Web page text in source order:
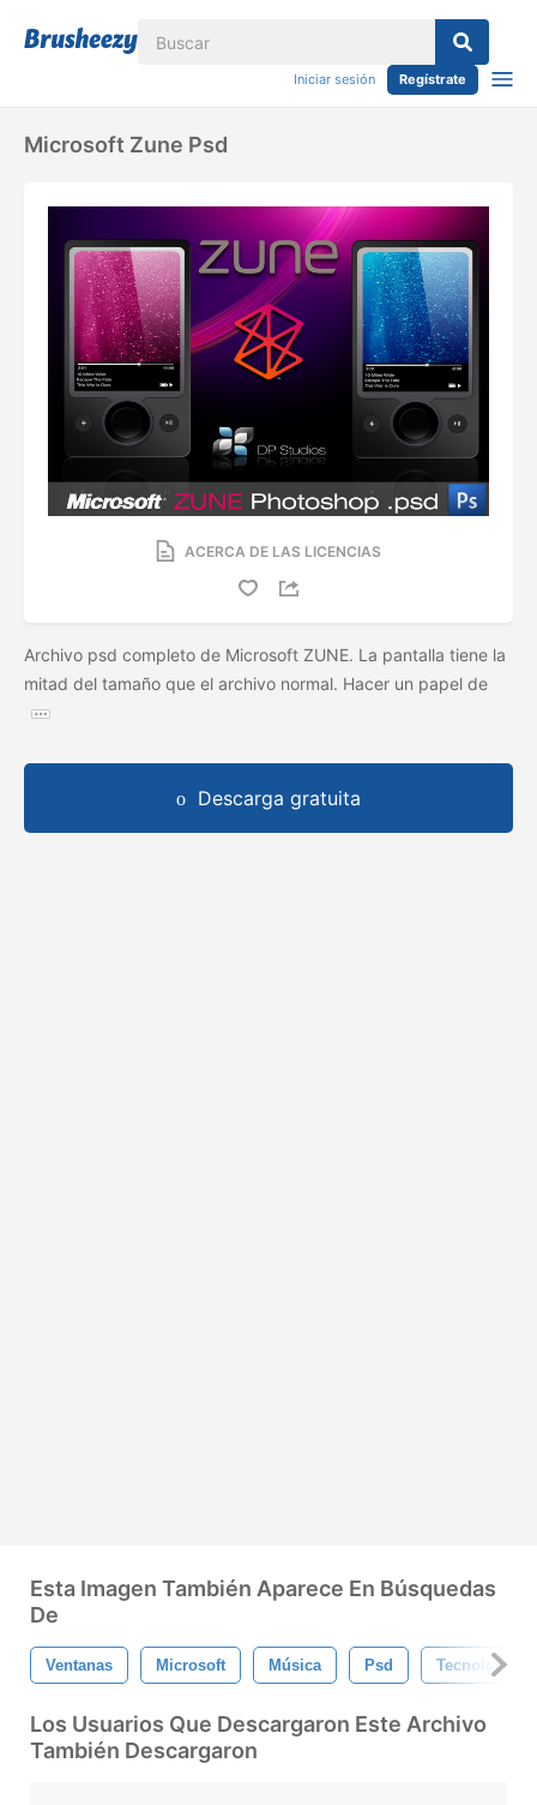
Iniciar sesión Regístrate
Microsoft Zune Psd
ACERCA DE LAS LICENCIAS
Archivo psd completo de Microsoft ZUNE. La pantalla tiene la
mitad del tamaño que el archivo normal. Hacer un papel de
Descarga gratuita
Esta Imagen También Aparece En Búsquedas
De
Ventanas Microsoft Música Psd Tecnología
Los Usuarios Que Descargaron Este Archivo
También Descargaron